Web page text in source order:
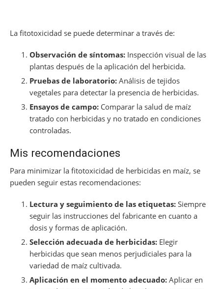
La fitotoxicidad se puede determinar a través de:
Observación de síntomas: Inspección visual de las
plantas después de la aplicación del herbicida.
Pruebas de laboratorio: Análisis de tejidos
vegetales para detectar la presencia de herbicidas.
Ensayos de campo: Comparar la salud de maíz
tratado con herbicidas y no tratado en condiciones
controladas.
Mis recomendaciones
Para minimizar la fitotoxicidad de herbicidas en maíz, se
pueden seguir estas recomendaciones:
Lectura y seguimiento de las etiquetas: Siempre
seguir las instrucciones del fabricante en cuanto a
dosis y formas de aplicación.
Selección adecuada de herbicidas: Elegir
herbicidas que sean menos perjudiciales para la
variedad de maíz cultivada.
Aplicación en el momento adecuado: Aplicar en